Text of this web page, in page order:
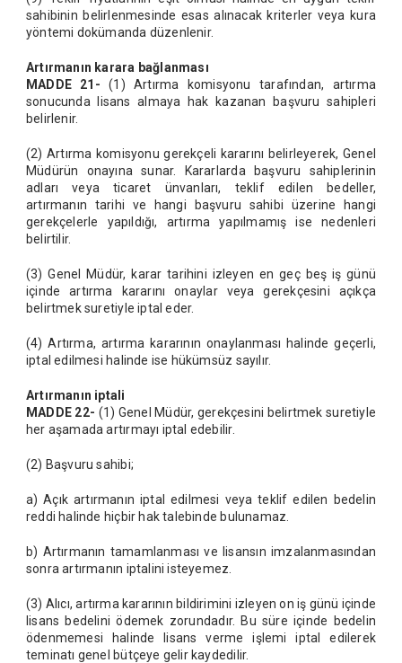
sahibinin belirlenmesinde esas alınacak kriterler veya kura
yöntemi dokümanda düzenlenir.
Artırmanın karara bağlanması
MADDE 21- (1) Artırma komisyonu tarafından, artırma
sonucunda lisans almaya hak kazanan başvuru sahipleri
belirlenir.
(2) Artırma komisyonu gerekçeli kararını belirleyerek, Genel
Müdürün onayına sunar. Kararlarda başvuru sahiplerinin
adları veya ticaret ünvanları, teklif edilen bedeller,
artırmanın tarihi ve hangi başvuru sahibi üzerine hangi
gerekçelerle yapıldığı, artırma yapılmamış ise nedenleri
belirtilir.
(3) Genel Müdür, karar tarihini izleyen en geç beş iş günü
içinde artırma kararını onaylar veya gerekçesini açıkça
belirtmek suretiyle iptal eder.
(4) Artırma, artırma kararının onaylanması halinde geçerli,
iptal edilmesi halinde ise hükümsüz sayılır.
Artırmanın iptali
MADDE 22- (1) Genel Müdür, gerekçesini belirtmek suretiyle
her aşamada artırmayı iptal edebilir.
(2) Başvuru sahibi;
a) Açık artırmanın iptal edilmesi veya teklif edilen bedelin
reddi halinde hiçbir hak talebinde bulunamaz.
b) Artırmanın tamamlanması ve lisansın imzalanmasından
sonra artırmanın iptalini isteyemez.
(3) Alıcı, artırma kararının bildirimini izleyen on iş günü içinde
lisans bedelini ödemek zorundadır. Bu süre içinde bedelin
ödenmemesi halinde lisans verme işlemi iptal edilerek
teminatı genel bütçeye gelir kaydedilir.